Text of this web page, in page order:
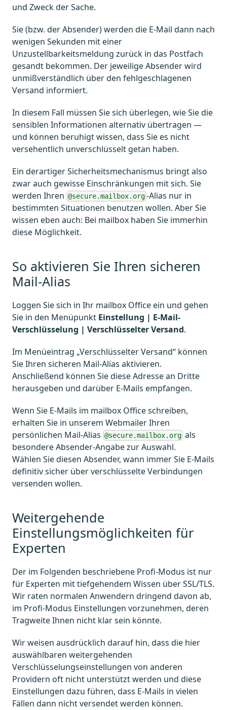
und Zweck der Sache.
Sie (bzw. der Absender) werden die E-Mail dann nach
wenigen Sekunden mit einer
Unzustellbarkeitsmeldung zurück in das Postfach
gesandt bekommen. Der jeweilige Absender wird
unmißverständlich über den fehlgeschlagenen
Versand informiert.
In diesem Fall müssen Sie sich überlegen, wie Sie die
sensiblen Informationen alternativ übertragen —
und können beruhigt wissen, dass Sie es nicht
versehentlich unverschlüsselt getan haben.
Ein derartiger Sicherheitsmechanismus bringt also
zwar auch gewisse Einschränkungen mit sich. Sie
werden Ihren @secure.mailbox.org -Alias nur in
bestimmten Situationen benutzen wollen. Aber Sie
wissen eben auch: Bei mailbox haben Sie immerhin
diese Möglichkeit.
So aktivieren Sie Ihren sicheren
Mail-Alias
Loggen Sie sich in Ihr mailbox Office ein und gehen
Sie in den Menüpunkt Einstellung | E-Mail-
Verschlüsselung | Verschlüsselter Versand.
Im Menüeintrag „Verschlüsselter Versand“ können
Sie Ihren sicheren Mail-Alias aktivieren.
Anschließend können Sie diese Adresse an Dritte
herausgeben und darüber E-Mails empfangen.
Wenn Sie E-Mails im mailbox Office schreiben,
erhalten Sie in unserem Webmailer Ihren
persönlichen Mail-Alias @secure.mailbox.org als
besondere Absender-Angabe zur Auswahl.
Wählen Sie diesen Absender, wann immer Sie E-Mails
definitiv sicher über verschlüsselte Verbindungen
versenden wollen.
Weitergehende
Einstellungsmöglichkeiten für
Experten
Der im Folgenden beschriebene Profi-Modus ist nur
für Experten mit tiefgehendem Wissen über SSL/TLS.
Wir raten normalen Anwendern dringend davon ab,
im Profi-Modus Einstellungen vorzunehmen, deren
Tragweite Ihnen nicht klar sein könnte.
Wir weisen ausdrücklich darauf hin, dass die hier
auswählbaren weitergehenden
Verschlüsselungseinstellungen von anderen
Providern oft nicht unterstützt werden und diese
Einstellungen dazu führen, dass E-Mails in vielen
Fällen dann nicht versendet werden können.